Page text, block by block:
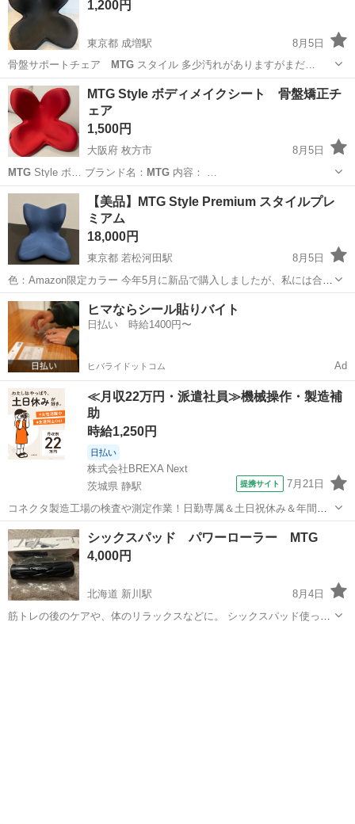
1,200円
東京都 成増駅
8月5日
骨盤サポートチェア
MTG スタイル 多少汚れがありますがまだ…
東京 板橋区 成増駅 椅子
MTG Style ボディメイクシート 骨盤矯正チ
ェア
1,500円
大阪府 枚方市
8月5日
MTG
Style ボ… ブランド名： MTG 内容： …
大阪 枚方市 椅子
【美品】MTG Style Premium スタイルプレ
ミアム
18,000円
東京都 若松河田駅
8月5日
色：Amazon限定カラー 今年5月に新品で購入しましたが、私には合わ
なかったため、出品いたします。 目立った傷や汚れはございません。
東京 新宿区 若松河田駅 椅子
ヒマならシール貼りバイト
日払い 時給1400円〜
ヒバライドットコム Ad
≪月収22万円・派遣社員≫機械操作・製造補
助
時給1,250円
日払い
株式会社BREXA Next
茨城県 静駅
提携サイト 7月21日
コネクタ製造工場の検査や測定作業！日勤専属＆土日祝休み＆年間休
日128日★クリーンルーム内作業★マイカー通勤OK＆無料駐車場あり
★就業先食堂利用可！日払い制度あり！《茨城県常陸大宮市》 人気の
工場のお仕事 ◇コネクタ製造工...
茨城 常陸大宮市 静駅 その他
シックスパッド パワーローラー MTG
4,000円
北海道 新川駅
8月4日
筋トレの後のケアや、体のリラックスなどに。 シックスパッド使って